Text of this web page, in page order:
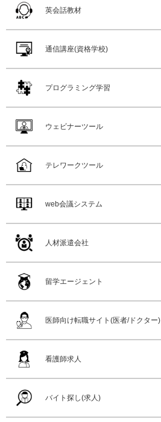
英会話教材
通信講座(資格学校)
プログラミング学習
ウェビナーツール
テレワークツール
web会議システム
人材派遣会社
留学エージェント
医師向け転職サイト(医者/ドクター)
看護師求人
バイト探し(求人)